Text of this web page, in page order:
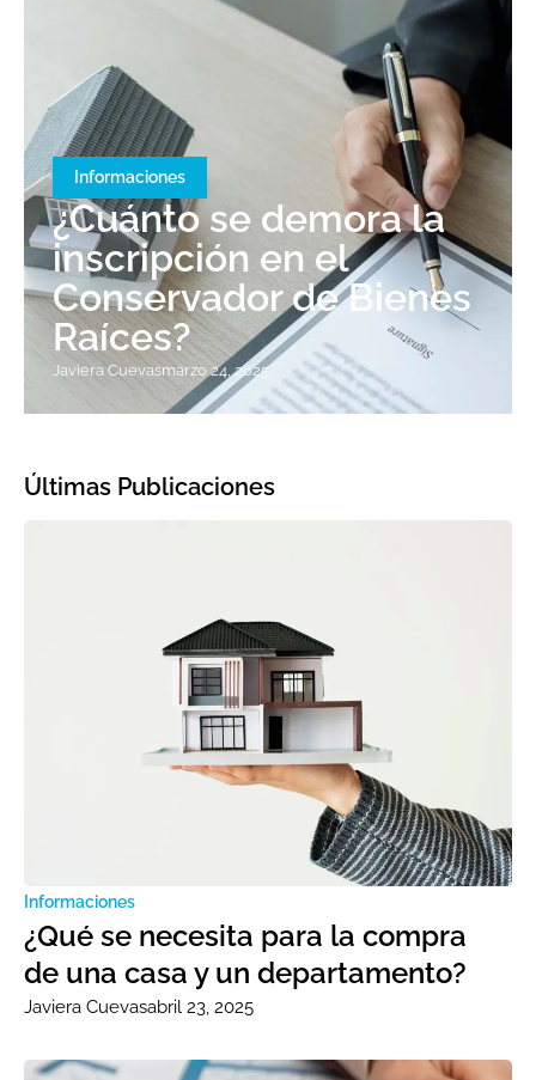
Informaciones
¿Cuánto se demora la
inscripción en el
Conservador de Bienes
Raíces?
Javiera Cuevasmarzo 24, 2025
Últimas Publicaciones
Informaciones
¿Qué se necesita para la compra
de una casa y un departamento?
Javiera Cuevasabril 23, 2025